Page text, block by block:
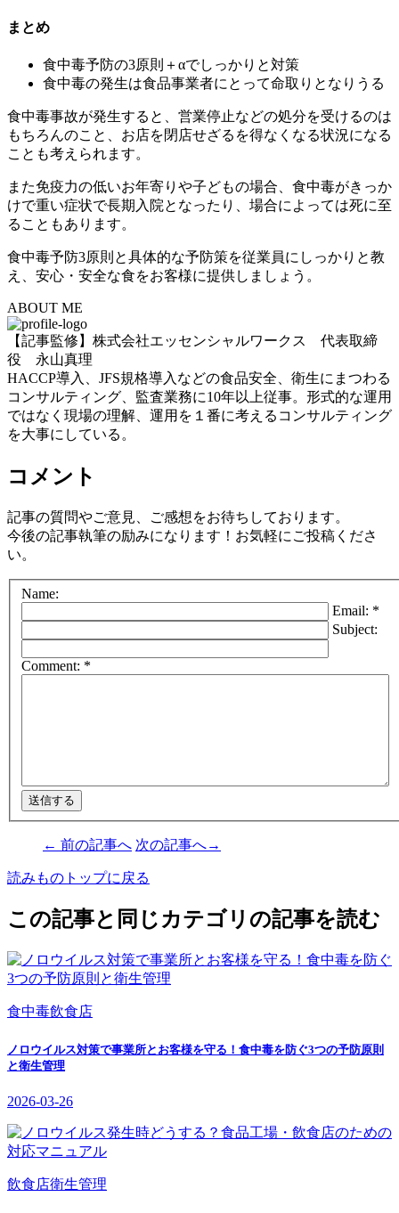
まとめ
食中毒予防の3原則＋αでしっかりと対策
食中毒の発生は食品事業者にとって命取りとなりうる
食中毒事故が発生すると、営業停止などの処分を受けるのは
もちろんのこと、お店を閉店せざるを得なくなる状況になる
ことも考えられます。
また免疫力の低いお年寄りや子どもの場合、食中毒がきっか
けで重い症状で長期入院となったり、場合によっては死に至
る こともあります。
食中毒予防3原則と具体的な予防策を従業員にしっかりと教
え、安心・安全な食をお客様に提供しましょう。
ABOUT ME
【記事監修】株式会社エッセンシャルワークス 代表取締
役 永山真理
HACCP導入、JFS規格導入などの食品安全、衛生にまつわる
コンサルティング、監査業務に10年以上従事。形式的な運用
ではなく現場の理解、運用を１番に考えるコンサルティング
を大事にしている。
コメント
記事の質問やご意見、ご感想をお待ちしております。
今後の記事執筆の励みになります！お気軽にご投稿くださ
い。
Name:
Email: *
Subject:
Comment: *
← 前の記事へ 次の記事へ→
読みものトップに戻る
この記事と同じカテゴリの記事を読む
食中毒飲食店
ノロウイルス対策で事業所とお客様を守る！食中毒を防ぐ3つの予防原則
と衛生管理
2026-03-26
飲食店衛生管理